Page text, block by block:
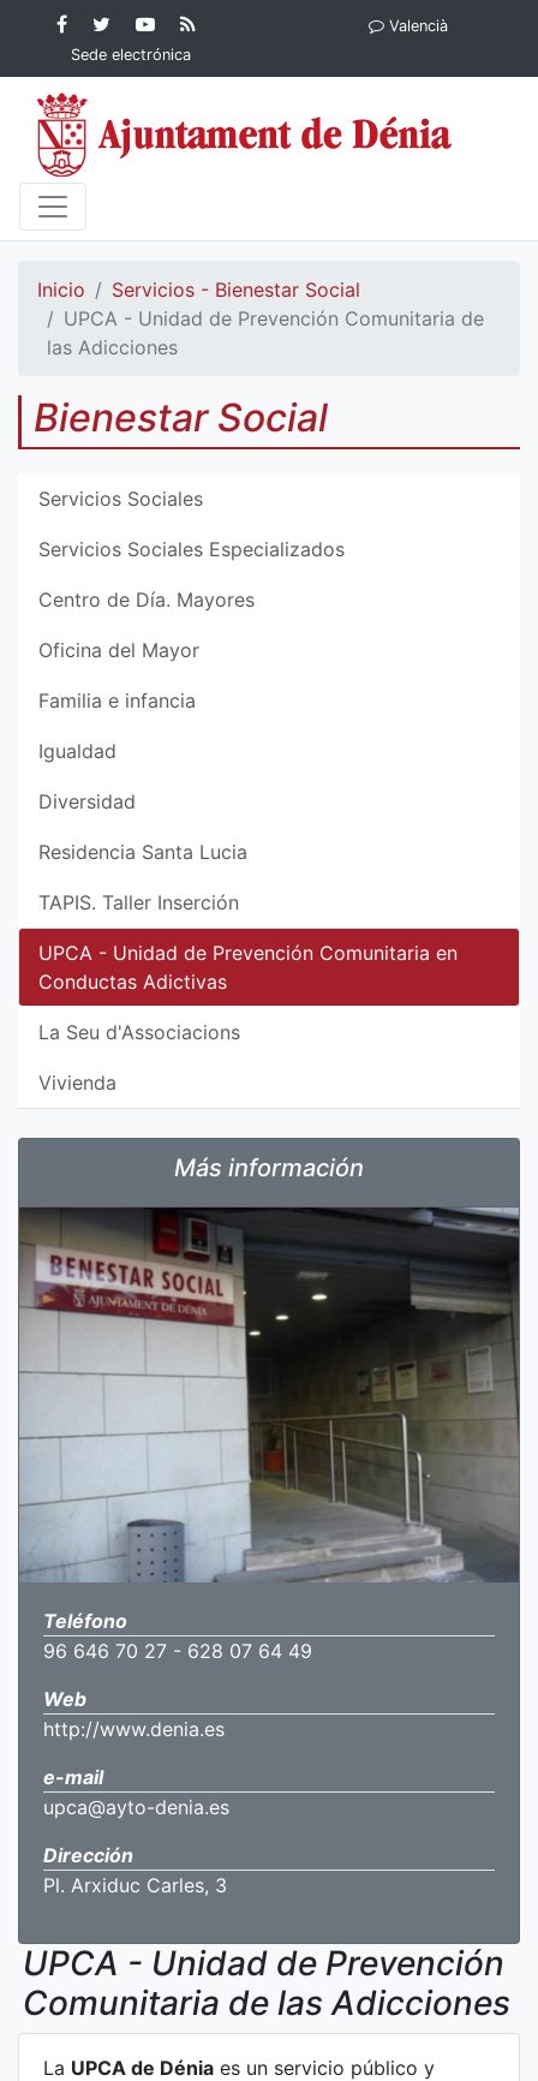
Contenido principalFacebook
Ayuntamiento de
Dénia
Ayuntamiento
de Dénia
YouTube
Ayuntamiento
de Dénia
Ayuntamiento
Sede electrónica
Valencià
Inicio
Servicios - Bienestar Social
UPCA - Unidad de Prevención Comunitaria de
las Adicciones
Bienestar Social
Servicios Sociales
Servicios Sociales Especializados
Centro de Día. Mayores
Oficina del Mayor
Familia e infancia
Igualdad
Diversidad
Residencia Santa Lucia
TAPIS. Taller Inserción
UPCA - Unidad de Prevención Comunitaria en
Conductas Adictivas
La Seu d'Associacions
Vivienda
Más información
Teléfono
96 646 70 27 - 628 07 64 49
Web
http://www.denia.es
e-mail
upca@ayto-denia.es
Dirección
Pl. Arxiduc Carles, 3
UPCA - Unidad de Prevención
Comunitaria de las Adicciones
La UPCA de Dénia es un servicio público y